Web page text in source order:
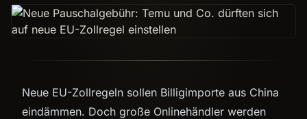
Neue EU-Zollregeln sollen Billigimporte aus China
eindämmen. Doch große Onlinehändler werden